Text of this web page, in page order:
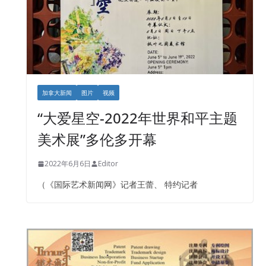
加拿大新闻 图片 视频
“大爱星空-2022年世界和平主题
美术展”多伦多开幕
2022年6月6日 Editor
（《国际艺术新闻网》记者王蕾、 特约记者